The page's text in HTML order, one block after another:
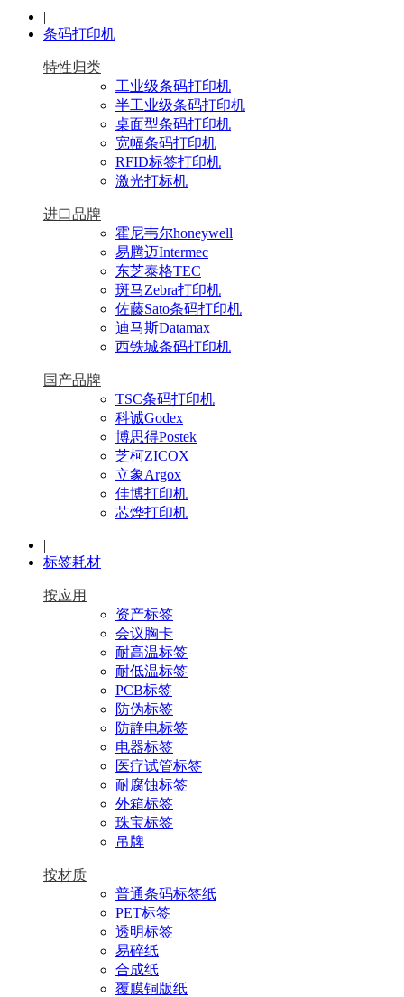
|
条码打印机
特性归类
工业级条码打印机
半工业级条码打印机
桌面型条码打印机
宽幅条码打印机
RFID标签打印机
激光打标机
进口品牌
霍尼韦尔honeywell
易腾迈Intermec
东芝泰格TEC
斑马Zebra打印机
佐藤Sato条码打印机
迪马斯Datamax
西铁城条码打印机
国产品牌
TSC条码打印机
科诚Godex
博思得Postek
芝柯ZICOX
立象Argox
佳博打印机
芯烨打印机
|
标签耗材
按应用
资产标签
会议胸卡
耐高温标签
耐低温标签
PCB标签
防伪标签
防静电标签
电器标签
医疗试管标签
耐腐蚀标签
外箱标签
珠宝标签
吊牌
按材质
普通条码标签纸
PET标签
透明标签
易碎纸
合成纸
覆膜铜版纸